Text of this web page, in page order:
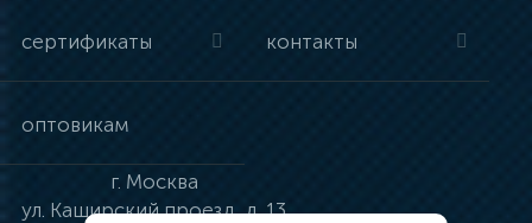
сертификаты контакты
оптовикам
г. Москва
ул. Каширский проезд, д. 13